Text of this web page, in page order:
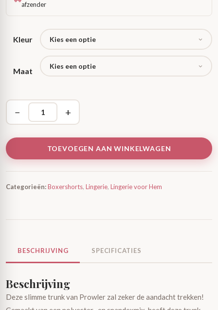
afzender
Kleur
Maat
− +
TOEVOEGEN AAN WINKELWAGEN
Categorieën:Boxershorts, Lingerie, Lingerie voor Hem
BESCHRIJVING SPECIFICATIES
Beschrijving
Deze slimme trunk van Prowler zal zeker de aandacht trekken!